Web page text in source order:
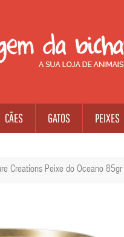
CÃES GATOS PEIXES
Creations Peixe do Oceano 85gr